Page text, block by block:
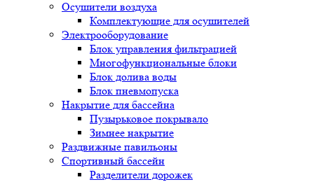
Осушители воздуха
Комплектующие для осушителей
Электрооборудование
Блок управления фильтрацией
Многофункциональные блоки
Блок долива воды
Блок пневмопуска
Накрытие для бассейна
Пузырьковое покрывало
Зимнее накрытие
Раздвижные павильоны
Спортивный бассейн
Разделители дорожек